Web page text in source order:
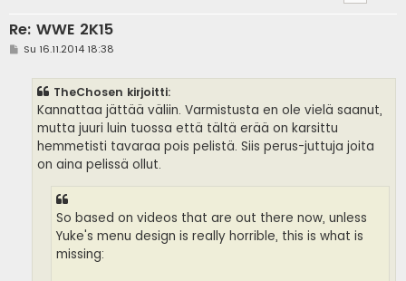
Re: WWE 2K15
VSu 16.11.2014 18:38
TheChosen kirjoitti:
Kannattaa jättää väliin. Varmistusta en ole vielä saanut,
mutta juuri luin tuossa että tältä erää on karsittu
hemmetisti tavaraa pois pelistä. Siis perus-juttuja joita
on aina pelissä ollut.
So based on videos that are out there now, unless
Yuke's menu design is really horrible, this is what is
missing: